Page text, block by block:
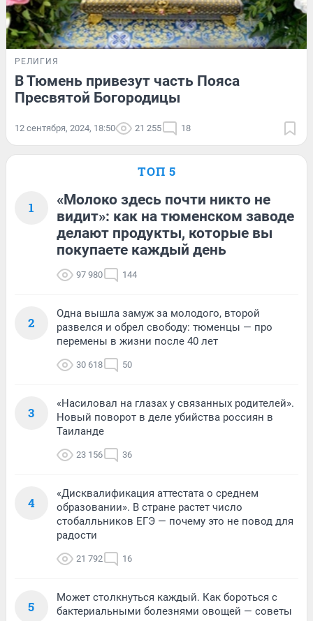
РЕЛИГИЯ
В Тюмень привезут часть Пояса
Пресвятой Богородицы
12 сентября, 2024, 18:50 21 255 18
ТОП 5
1
«Молоко здесь почти никто не
видит»: как на тюменском заводе
делают продукты, которые вы
покупаете каждый день
97 980 144
2
Одна вышла замуж за молодого, второй
развелся и обрел свободу: тюменцы — про
перемены в жизни после 40 лет
30 618 50
3
«Насиловал на глазах у связанных родителей».
Новый поворот в деле убийства россиян в
Таиланде
23 156 36
4
«Дисквалификация аттестата о среднем
образовании». В стране растет число
стобалльников ЕГЭ — почему это не повод для
радости
21 792 16
5
Может столкнуться каждый. Как бороться с
бактериальными болезнями овощей — советы